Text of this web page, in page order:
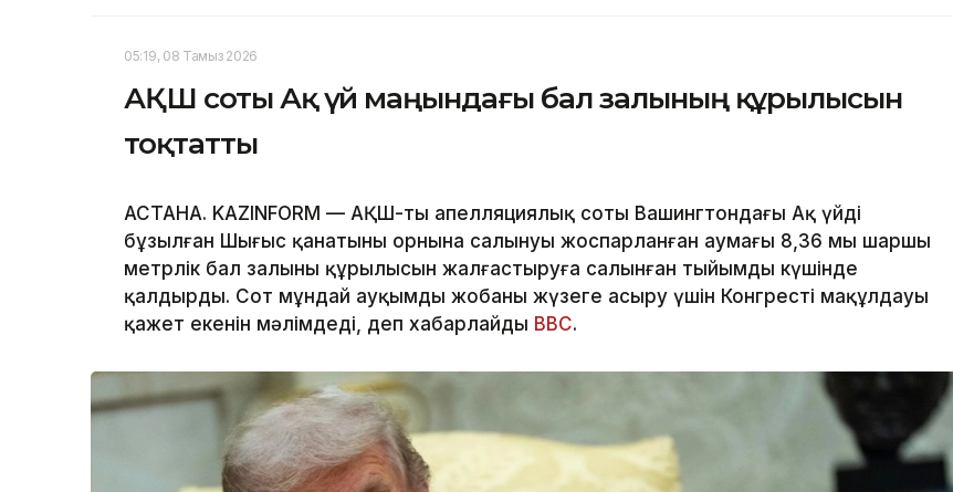
05:19, 08 Тамыз 2026
АҚШ соты Ақ үй маңындағы бал залының құрылысын
тоқтатты
АСТАНА. KAZINFORM — АҚШ-тың апелляциялық соты Вашингтондағы Ақ үйдің
бұзылған Шығыс қанатының орнына салынуы жоспарланған аумағы 8,36 мың шаршы
метрлік бал залының құрылысын жалғастыруға салынған тыйымды күшінде
қалдырды. Сот мұндай ауқымды жобаны жүзеге асыру үшін Конгрестің мақұлдауы
қажет екенін мәлімдеді, деп хабарлайды BBC.